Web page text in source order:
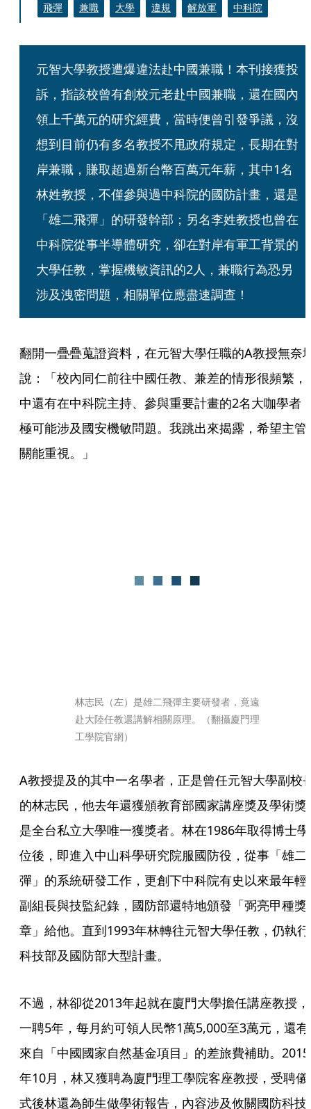
飛彈
兼職 大學 違規 解放軍 中科院
元智大學教授遭爆違法赴中國兼職！本刊接獲投
訴，指該校曾有創校元老赴中國兼職，還在國內
領上千萬元的研究經費，當時便曾引發爭議，沒
想到目前仍有多名教授不甩政府規定，長期在對
岸兼職，賺取超過新台幣百萬元年薪，其中1名
林姓教授，不僅參與過中科院的國防計畫，還是
「雄二飛彈」的研發幹部；另名李姓教授也曾在
中科院從事半導體研究，卻在對岸有軍工背景的
大學任教，掌握機敏資訊的2人，兼職行為恐另
涉及洩密問題，相關單位應盡速調查！
翻開一疊疊蒐證資料，在元智大學任職的A教授無奈
說：「校內同仁前往中國任教、兼差的情形很頻繁，
中還有在中科院主持、參與重要計畫的2名大咖學者
極可能涉及國安機敏問題。我跳出來揭露，希望主管
關能重視。」
林志民（左）是雄二飛彈主要研發者，竟遠
赴大陸任教還講解相關原理。（翻攝廈門理
工學院官網）
A教授提及的其中一名學者，正是曾任元智大學副校
的林志民，他去年還獲頒教育部國家講座獎及學術獎
是全台私立大學唯一獲獎者。林在1986年取得博士學
位後，即進入中山科學研究院服國防役，從事「雄二
彈」的系統研發工作，更創下中科院有史以來最年輕
副組長與技監紀錄，國防部還特地頒發「弼亮甲種獎
章」給他。直到1993年林轉往元智大學任教，仍執行
科技部及國防部大型計畫。
不過，林卻從2013年起就在廈門大學擔任講座教授，
一聘5年，每月約可領人民幣1萬5,000至3萬元，還有
來自「中國國家自然基金項目」的差旅費補助。2015
年10月，林又獲聘為廈門理工學院客座教授，受聘儀
式後林還為師生做學術報告，內容涉及攸關國防科技